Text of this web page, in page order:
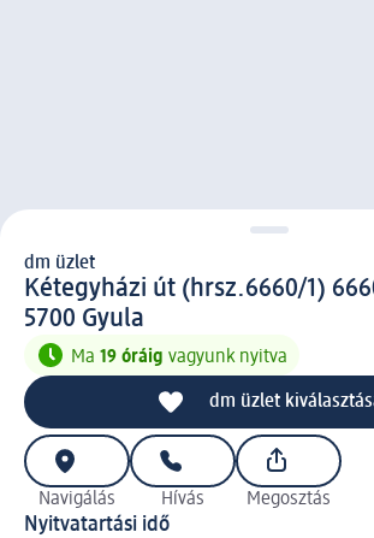
d m üzlet
dm üzlet
Kétegyházi út (hrsz.6660/1)
5 7 0 0
5700 Gyula
Ma 19 óráig vagyunk nyitva
dm üzlet
Navigálás Hívás Megosztás
Nyitvatartási idő